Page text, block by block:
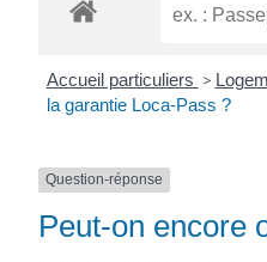
Accueil particuliers >
la garantie Loca-Pass ?
Question-réponse
Peut-on encore